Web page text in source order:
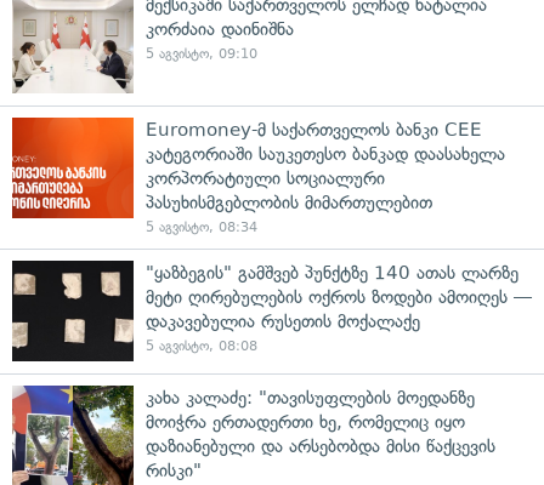
მექსიკაში საქართველოს ელჩად ნატალია
კორძაია დაინიშნა
5 აგვისტო, 09:10
Euromoney-მ საქართველოს ბანკი CEE
კატეგორიაში საუკეთესო ბანკად დაასახელა
კორპორატიული სოციალური
პასუხისმგებლობის მიმართულებით
5 აგვისტო, 08:34
"ყაზბეგის" გამშვებ პუნქტზე 140 ათას ლარზე
მეტი ღირებულების ოქროს ზოდები ამოიღეს —
დაკავებულია რუსეთის მოქალაქე
5 აგვისტო, 08:08
კახა კალაძე: "თავისუფლების მოედანზე
მოიჭრა ერთადერთი ხე, რომელიც იყო
დაზიანებული და არსებობდა მისი წაქცევის
რისკი"